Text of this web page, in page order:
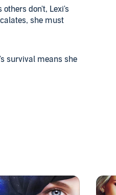
don't, Lexi's
she must
survival means she
hold the key to
Lexi. The more
own life and stop